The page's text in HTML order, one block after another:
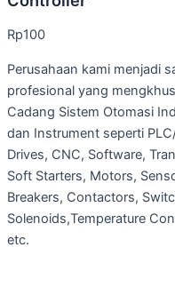
Rp100
Perusahaan kami menjadi
profesional yang
Cadang Sistem Otomasi
dan Instrument seperti
Drives, CNC, Software,
Soft Starters, Motors,
Breakers, Contactors,
Solenoids,Temperature
etc.